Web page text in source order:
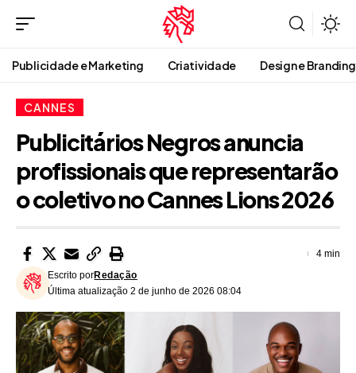
Publicidade e Marketing Criatividade Design e Branding
CANNES
Publicitários Negros anuncia
profissionais que representarão
o coletivo no Cannes Lions 2026
Última atualização 2 de junho de 2026 08:04
Escrito porRedação
4 min